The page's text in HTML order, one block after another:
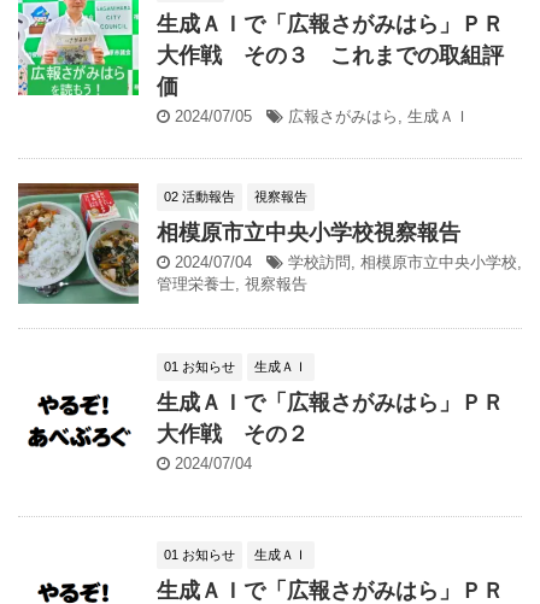
生成ＡＩで「広報さがみはら」ＰＲ
大作戦 その３ これまでの取組評
価
2024/07/05 広報さがみはら , 生成ＡＩ
02 活動報告 視察報告
相模原市立中央小学校視察報告
2024/07/04 学校訪問 , 相模原市立中央小学校,
管理栄養士, 視察報告
01 お知らせ 生成ＡＩ
生成ＡＩで「広報さがみはら」ＰＲ
大作戦 その２
2024/07/04
01 お知らせ 生成ＡＩ
生成ＡＩで「広報さがみはら」ＰＲ